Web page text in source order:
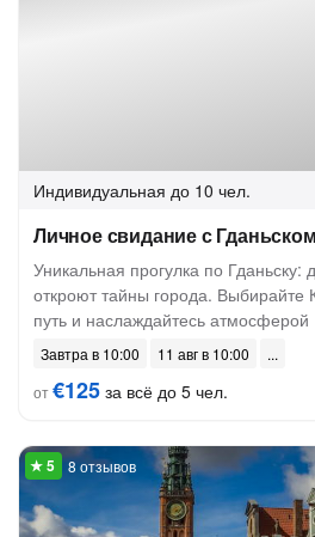
Индивидуальная до 10 чел.
Личное свидание с Гданьском
Уникальная прогулка по
откроют тайны города.
путь и наслаждайтесь атмосферой
Завтра в 10:00
11 авг в 10:00
от€125 за всё до 5 чел.
8 отзывов